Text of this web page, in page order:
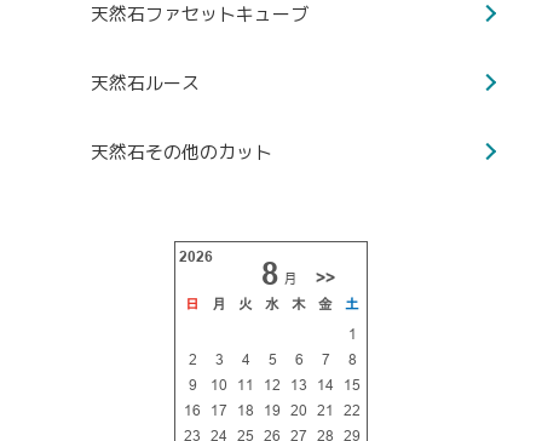
天然石ファセットキューブ
天然石ルース
天然石その他のカット